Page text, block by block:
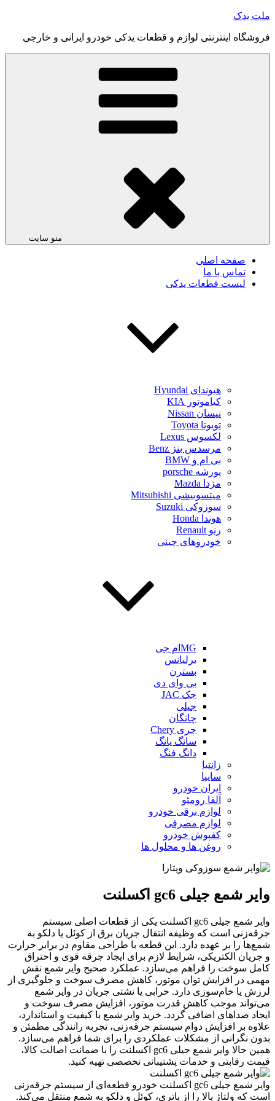
رفتن
محتوا
ملت یدک
فروشگاه اینترنتی لوازم و قطعات یدکی خودرو ایرانی و خارجی
منو سایت
صفحه اصلی
تماس با ما
لیست قطعات یدکی
هیوندای Hyundai
کیاموتور KIA
نیسان Nissan
تویوتا Toyota
لکسوس Lexus
مرسدس بنز Benz
بی ام و BMW
پورشه porsche
مزدا Mazda
میتسوبیشی Mitsubishi
سوزوکی Suzuki
هوندا Honda
رنو Renault
خودروهای چینی
MGام جی
برلیانس
بسترن
بی وای دی
جک JAC
جیلی
چانگان
چری Chery
سانگ یانگ
دانگ فنگ
زانتیا
سایپا
ایران خودرو
آلفا رومئو
لوازم برقی خودرو
لوازم مصرفی
کفپوش خودرو
روغن ها و محلول ها
وایر شمع جیلی gc6 اکسلنت
وایر شمع جیلی gc6 اکسلنت یکی از قطعات اصلی سیستم
جرقه‌زنی است که وظیفه انتقال جریان برق از کوئل یا دلکو به
شمع‌ها را بر عهده دارد. این قطعه با طراحی مقاوم در برابر حرارت
و جریان الکتریکی، شرایط لازم برای ایجاد جرقه قوی و احتراق
کامل سوخت را فراهم می‌سازد. عملکرد صحیح وایر شمع نقش
مهمی در افزایش توان موتور، کاهش مصرف سوخت و جلوگیری از
لرزش یا خام‌سوزی دارد. خرابی یا نشتی جریان در وایر شمع
می‌تواند موجب کاهش قدرت موتور، افزایش مصرف سوخت و
ایجاد صداهای اضافی گردد. خرید وایر شمع با کیفیت و استاندارد،
علاوه بر افزایش دوام سیستم جرقه‌زنی، تجربه رانندگی مطمئن و
بدون نگرانی از مشکلات عملکردی را برای شما فراهم می‌سازد.
همین حالا وایر شمع جیلی gc6 اکسلنت را با ضمانت اصالت کالا،
قیمت رقابتی و خدمات پشتیبانی تخصصی تهیه کنید.
وایر شمع جیلی gc6 اکسلنت خودرو قطعه‌ای از سیستم جرقه‌زنی
است که ولتاژ بالا را از باتری، کوئل و دلکو به شمع‌ منتقل می‌کند.